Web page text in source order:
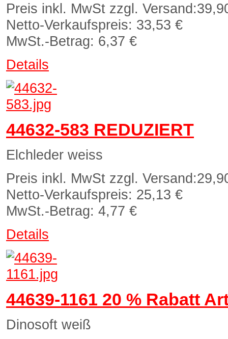
Preis inkl. MwSt zzgl. Versand:
Netto-Verkaufspreis: 33,53 €
MwSt.-Betrag: 6,37 €
Details
44632-583 REDUZIERT
Elchleder weiss
Preis inkl. MwSt zzgl. Versand:
Netto-Verkaufspreis: 25,13 €
MwSt.-Betrag: 4,77 €
Details
44639-1161 20 % Rabatt
Dinosoft weiß